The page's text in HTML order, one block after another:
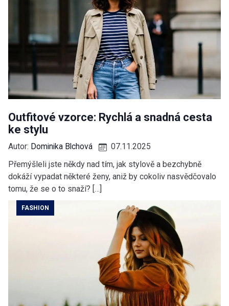
Outfitové vzorce: Rychlá a snadná cesta
ke stylu
Autor: Dominika Blchová
07.11.2025
Přemýšleli jste někdy nad tím, jak stylově a bezchybně
dokáží vypadat některé ženy, aniž by cokoliv nasvědčovalo
tomu, že se o to snaží? […]
FASHION